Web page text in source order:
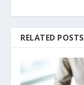
RELATED POSTS